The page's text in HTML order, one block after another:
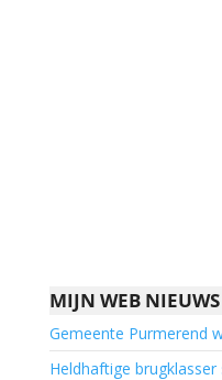
MIJN WEB NIEUWS
Gemeente Purmerend
Heldhaftige